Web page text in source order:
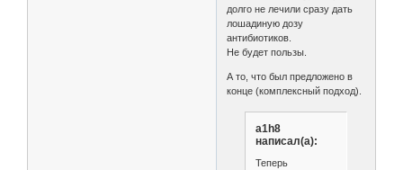
долго не лечили сразу дать
лошадиную дозу
антибиотиков.
Не будет пользы.
А то, что был предложено в
конце (комплексный подход).
a1h8
написал(а):
Теперь